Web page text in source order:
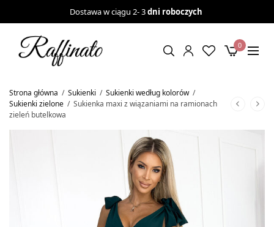
Dostawa w ciągu 2- 3dni roboczych
0
Strona główna / Sukienki / Sukienki według kolorów /
Sukienki zielone / Sukienka maxi z wiązaniami na ramionach
zieleń butelkowa